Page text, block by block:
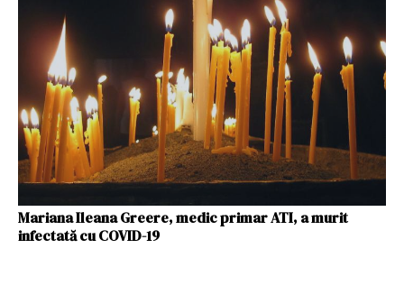
Mariana Ileana Greere, medic primar ATI, a murit
infectată cu COVID-19